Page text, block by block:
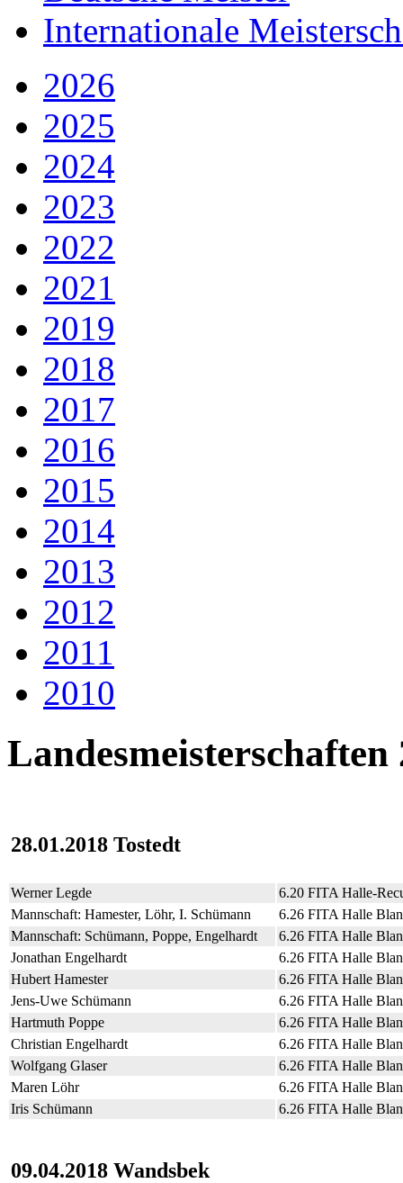
Internationale
2026
2025
2024
2023
2022
2021
2019
2018
2017
2016
2015
2014
2013
2012
2011
2010
Landesmeisterschaften
28.01.2018 Tostedt
Werner Legde
6.20 FITA Halle-
Mannschaft: Hamester, Löhr, I. Schümann
6.26 FITA Halle
Mannschaft: Schümann, Poppe, Engelhardt
6.26 FITA Halle
Jonathan Engelhardt
6.26 FITA Halle
Hubert Hamester
6.26 FITA Halle
Jens-Uwe Schümann
6.26 FITA Halle
Hartmuth Poppe
6.26 FITA Halle
Christian Engelhardt
6.26 FITA Halle
Wolfgang Glaser
6.26 FITA Halle
Maren Löhr
6.26 FITA Halle
Iris Schümann
6.26 FITA Halle
09.04.2018 Wandsbek